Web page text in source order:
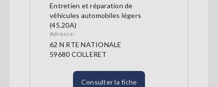
Entretien et réparation de
véhicules automobiles légers
(45.20A)
Adresse :
62 N RTE NATIONALE
59680 COLLERET
Consulter la fiche